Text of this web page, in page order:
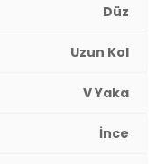
Düz
Uzun Kol
V Yaka
İnce